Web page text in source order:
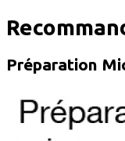
Préparation